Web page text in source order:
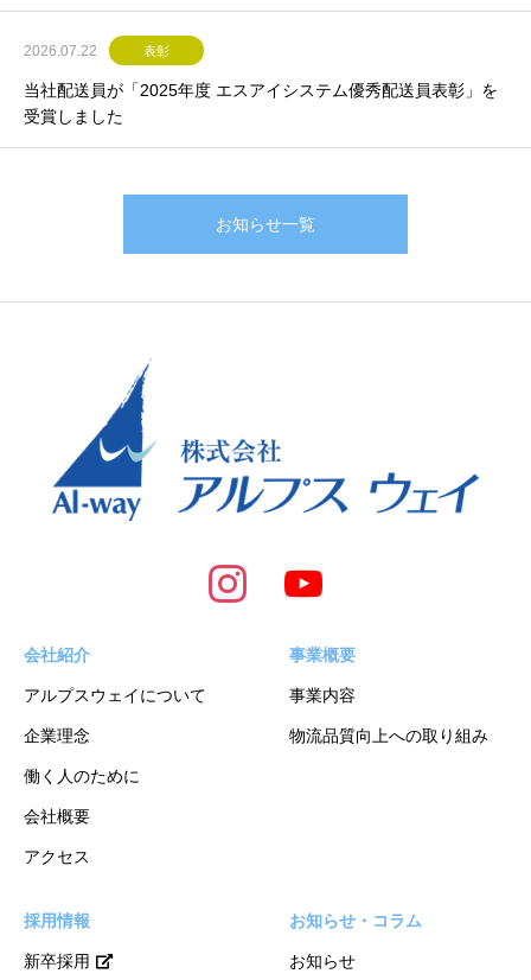
2026.07.22 表彰
当社配送員が「2025年度 エスアイシステム優秀配送員表彰」を
受賞しました
お知らせ一覧
会社紹介
アルプスウェイについて
企業理念
働く人のために
会社概要
アクセス
事業概要
事業内容
物流品質向上への取り組み
採用情報
新卒採用
お知らせ・コラム
お知らせ